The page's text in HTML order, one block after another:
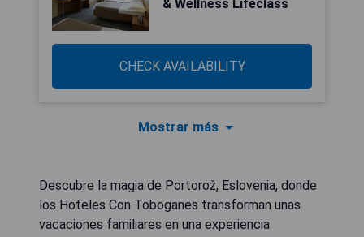
& Wellness Lifeclass
CHECK AVAILABILITY
Mostrar más
Descubre la magia de Portorož, Eslovenia, donde
los Hoteles Con Toboganes transforman unas
vacaciones familiares en una experiencia